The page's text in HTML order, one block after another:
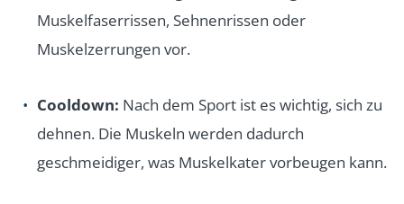
Muskelfaserrissen, Sehnenrissen oder
Muskelzerrungen vor.
Cooldown: Nach dem Sport ist es wichtig, sich zu
dehnen. Die Muskeln werden dadurch
geschmeidiger, was Muskelkater vorbeugen kann.